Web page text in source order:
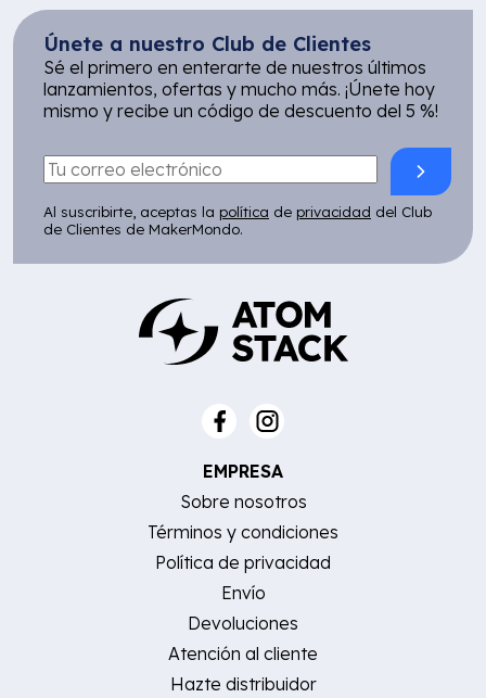
Únete a nuestro Club de Clientes
Sé el primero en enterarte de nuestros últimos
lanzamientos, ofertas y mucho más. ¡Únete hoy
mismo y recibe un código de descuento del 5 %!
Al suscribirte, aceptas la política de privacidad del Club
de Clientes de MakerMondo.
EMPRESA
Sobre nosotros
Términos y condiciones
Política de privacidad
Envío
Devoluciones
Atención al cliente
Hazte distribuidor